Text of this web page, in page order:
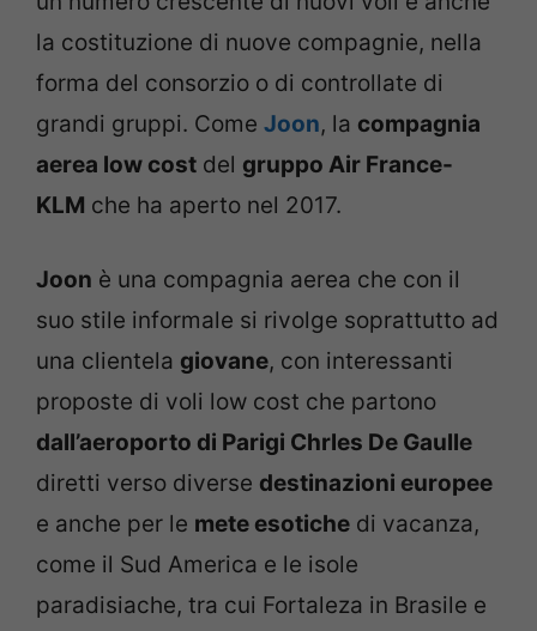
la costituzione di nuove compagnie, nella
forma del consorzio o di controllate di
grandi gruppi. Come Joon, la compagnia
aerea low cost del gruppo Air France-
KLM che ha aperto nel 2017.
Joon è una compagnia aerea che con il
suo stile informale si rivolge soprattutto ad
una clientela giovane, con interessanti
proposte di voli low cost che partono
dall’aeroporto di Parigi Chrles De Gaulle
diretti verso diverse destinazioni europee
e anche per le mete esotiche di vacanza,
come il Sud America e le isole
paradisiache, tra cui Fortaleza in Brasile e